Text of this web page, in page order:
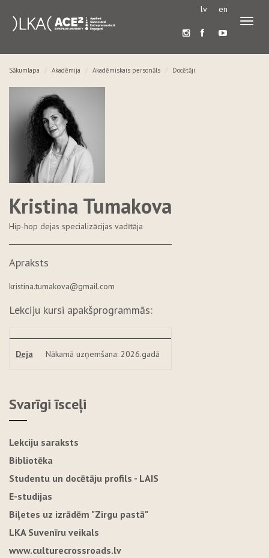
lv en
Sākumlapa Akadēmija Akadēmiskais personāls Docētāji
Kristina Tumakova
Hip-hop dejas specializācijas vadītāja
Apraksts
kristina.tumakova@gmail.com
Lekciju kursi apakšprogrammās:
Deja Nākamā uzņemšana: 2026.gadā
Svarīgi īsceļi
Lekciju saraksts
Bibliotēka
Studentu un docētāju profils - LAIS
E-studijas
Biļetes uz izrādēm "Zirgu pastā"
LKA Suvenīru veikals
www.culturecrossroads.lv